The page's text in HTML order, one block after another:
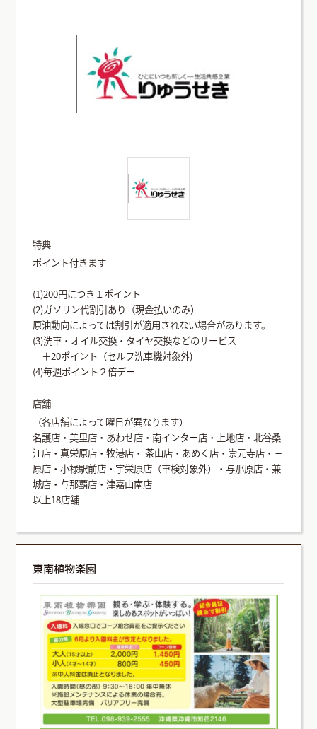
特典
ポイント付きます
(1)200円につき１ポイント
(2)ガソリン代割引あり（現金払いのみ）
原油動向によっては割引が適用されない場合があります。
(3)洗車・オイル交換・タイヤ交換などのサービス
＋20ポイント（セルフ洗車機対象外)
(4)毎週ポイント２倍デー
店舗
（各店舗によって曜日が異なります）
名護店・美里店・あわせ店・南インター店・上地店・北谷桑
江店・真栄原店・牧港店・ 茶山店・あめく店・崇元寺店・三
原店・小禄駅前店・宇栄原店（車検対象外）・与那原店・兼
城店・与那覇店・津嘉山南店
以上18店舗
東南植物楽園